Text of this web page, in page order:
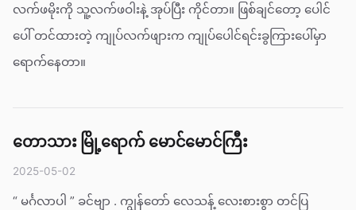
လက်ဖမိုးကို သူ့လက်ဖဝါးနဲ့ အုပ်ပြီး ကိုင်တာ။ ဖြစ်ချင်တော့ ပေါင်
ပေါ် တင်ထားတဲ့ ကျုပ်လက်ဖျားက ကျုပ်ပေါင်ရင်းခွကြားပေါ်မှာ
ရောက်နေတာ။
တောသား မြို့ရောက် မောင်မောင်ကြီး
2025-05-02
“ မင်္ဂလာပါ ” ခင်ဗျာ . ကျွန်တော် လေသန့် လေးစားစွာ တင်ပြ